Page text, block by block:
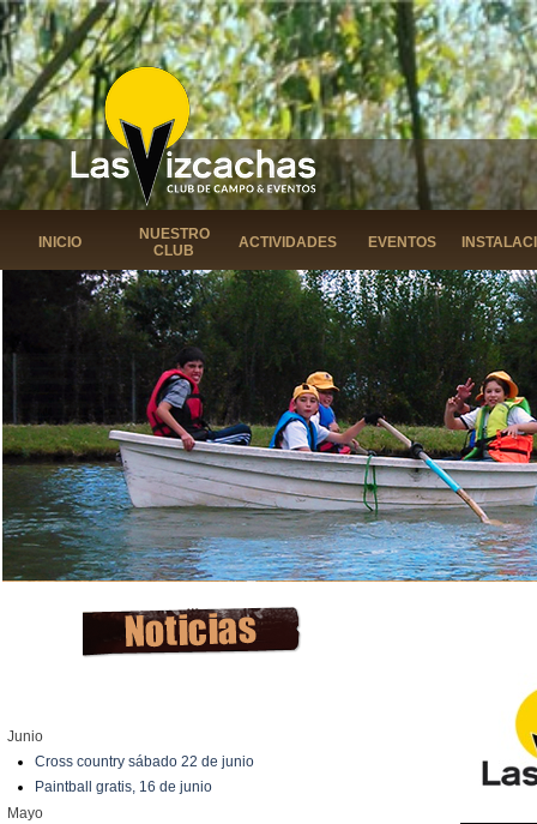
INICIO
NUESTRO
CLUB
ACTIVIDADES EVENTOS
Junio
Cross country sábado 22 de junio
Paintball gratis, 16 de junio
Mayo